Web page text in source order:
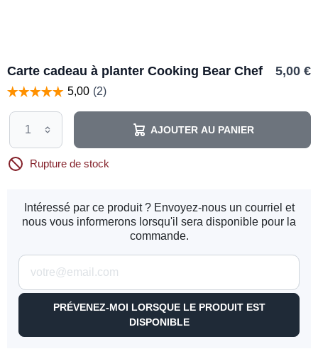
Carte cadeau à planter Cooking Bear Chef 5,00 €
AJOUTER AU PANIER
Rupture de stock
Intéressé par ce produit ? Envoyez-nous un courriel et
nous vous informerons lorsqu'il sera disponible pour la
commande.
PRÉVENEZ-MOI LORSQUE LE PRODUIT EST
DISPONIBLE